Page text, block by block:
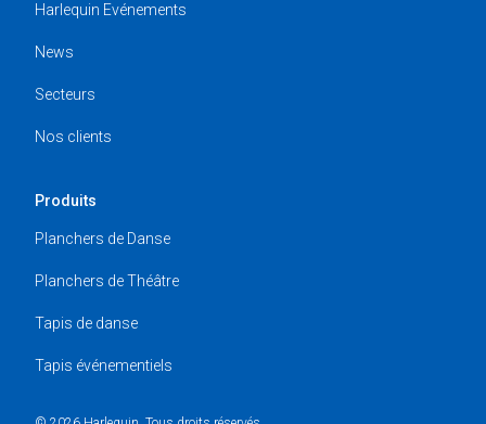
Harlequin Evénements
News
Secteurs
Nos clients
Produits
Planchers de Danse
Planchers de Théâtre
Tapis de danse
Tapis événementiels